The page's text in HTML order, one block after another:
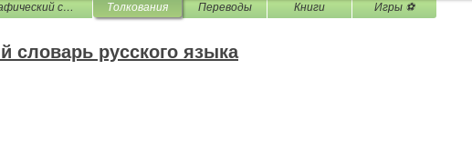
Орфографический словарь русского языка Толкования Переводы Книги Игры ⚽
словарь русского языка